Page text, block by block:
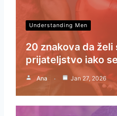
Understanding Men
20 znakova da želi
prijateljstvo iako
Ana Jan 27, 2026